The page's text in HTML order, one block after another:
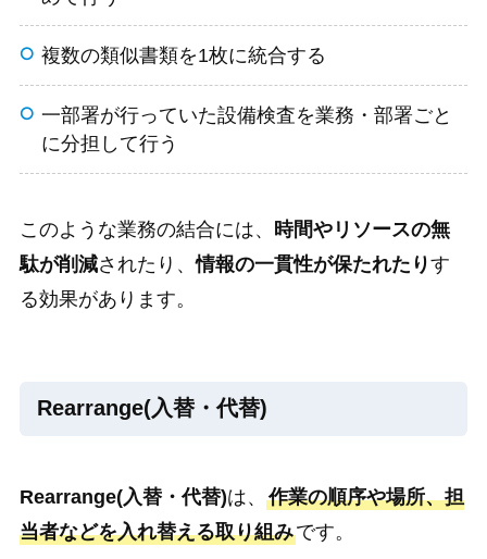
複数の類似書類を1枚に統合する
一部署が行っていた設備検査を業務・部署ごと
に分担して行う
このような業務の結合には、 時間やリソースの無
駄が削減されたり、情報の一貫性が保たれたりす
る効果があります。
Rearrange(入替・代替)
Rearrange(入替・代替)は、 作業の順序や場所、担
当者などを入れ替える取り組みです。